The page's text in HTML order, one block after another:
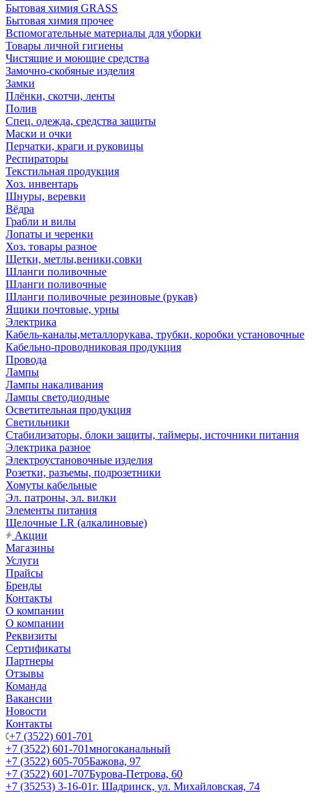
Бытовая химия GRASS
Бытовая химия прочее
Вспомогательные материалы для уборки
Товары личной гигиены
Чистящие и моющие средства
Замочно-скобяные изделия
Замки
Плёнки, скотчи, ленты
Полив
Спец. одежда, средства защиты
Маски и очки
Перчатки, краги и руковицы
Респираторы
Текстильная продукция
Хоз. инвентарь
Шнуры, веревки
Вёдра
Грабли и вилы
Лопаты и черенки
Хоз. товары разное
Щетки, метлы,веники,совки
Шланги поливочные
Шланги поливочные
Шланги поливочные резиновые (рукав)
Ящики почтовые, урны
Электрика
Кабель-каналы,металлорукава, трубки, коробки установочные
Кабельно-проводниковая продукция
Провода
Лампы
Лампы накаливания
Лампы светодиодные
Осветительная продукция
Светильники
Стабилизаторы, блоки защиты, таймеры, источники питания
Электрика разное
Электроустановочные изделия
Розетки, разъемы, подрозетники
Хомуты кабельные
Эл. патроны, эл. вилки
Элементы питания
Щелочные LR (алкалиновые)
Акции
Магазины
Услуги
Прайсы
Бренды
Контакты
О компании
О компании
Реквизиты
Сертификаты
Партнеры
Отзывы
Команда
Вакансии
Новости
Контакты
+7 (3522) 601-701
+7 (3522) 601-701многоканальный
+7 (3522) 605-705Бажова, 97
+7 (3522) 601-707Бурова-Петрова, 60
+7 (35253) 3-16-01г. Шадринск, ул. Михайловская, 74